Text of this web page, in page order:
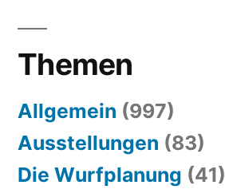
Themen
Allgemein (997)
Ausstellungen (83)
Die Wurfplanung (41)